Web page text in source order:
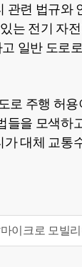
련 법규와
는 전기 자
일반 도로
로 주행 허
을 모색하
대체 교통
이크로 모빌